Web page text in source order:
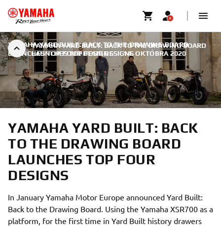
YAMAHA YARD BUILT: BACK TO THE DRAWING BOARD
LAUNCHES TOP FOUR DESIGNS
YAMAHA YARD BUILT: BACK TO THE DRAWING BOARD
LAUNCHES TOP FOUR DESIGNS | 14. OKTÓBRA 2020
YAMAHA YARD BUILT: BACK
TO THE DRAWING BOARD
LAUNCHES TOP FOUR
DESIGNS
In January Yamaha Motor Europe announced Yard Built:
Back to the Drawing Board. Using the Yamaha XSR700 as a
platform, for the first time in Yard Built history drawers